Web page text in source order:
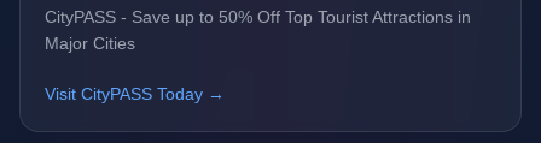
CityPASS - Save up to 50% Off Top Tourist Attractions in
Major Cities
Visit CityPASS Today →